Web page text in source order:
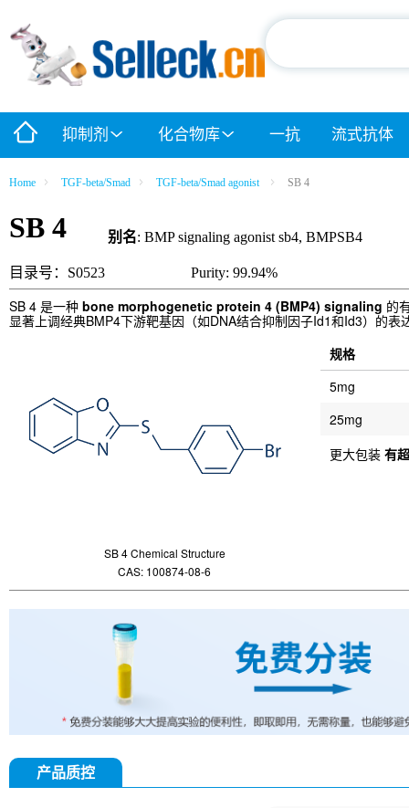
抑制剂 化合物库 一抗 流式抗体
Home TGF-beta/Smad TGF-beta/Smad agonist SB 4
SB 4 别名: BMP signaling agonist sb4, BMPSB4
目录号：S0523 Purity: 99.94%
SB 4 是一种 bone morphogenetic protein 4 (BMP4) signaling 的
显著上调经典BMP4下游靶基因（如DNA结合抑制因子Id1和Id3）的表
SB 4 Chemical Structure
CAS: 100874-08-6
规格
5mg
25mg
更大包装 有
产品质控